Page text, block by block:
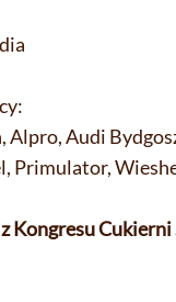
Audi
Primulator,
Kongresu